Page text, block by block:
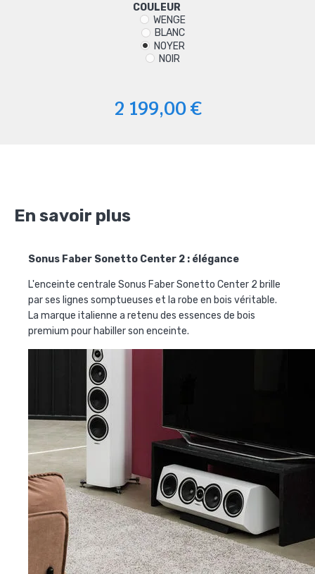
COULEUR
WENGE
BLANC
NOYER
NOIR
2 199,00 €
En savoir plus
Sonus Faber Sonetto Center 2 : élégance
L'enceinte centrale Sonus Faber Sonetto Center 2 brille
par ses lignes somptueuses et la robe en bois véritable.
La marque italienne a retenu des essences de bois
premium pour habiller son enceinte.